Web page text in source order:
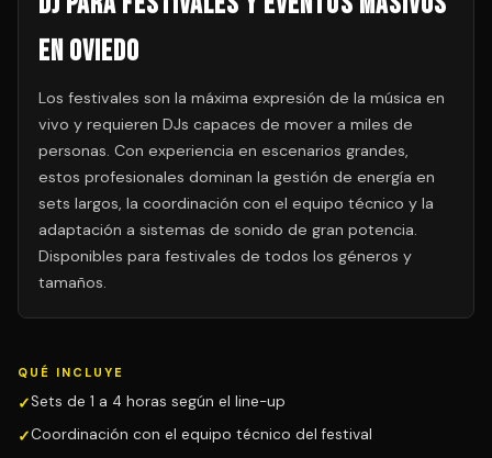
en Oviedo
Los festivales son la máxima expresión de la música en
vivo y requieren DJs capaces de mover a miles de
personas. Con experiencia en escenarios grandes,
estos profesionales dominan la gestión de energía en
sets largos, la coordinación con el equipo técnico y la
adaptación a sistemas de sonido de gran potencia.
Disponibles para festivales de todos los géneros y
tamaños.
QUÉ INCLUYE
Sets de 1 a 4 horas según el line-up
Coordinación con el equipo técnico del festival